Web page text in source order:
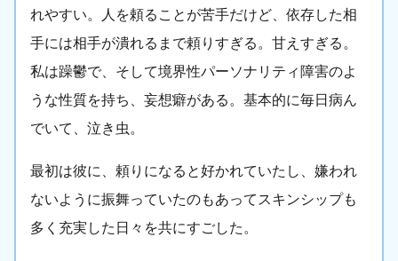
れやすい。人を頼ることが苦手だけど、依存した相
手には相手が潰れるまで頼りすぎる。甘えすぎる。
私は躁鬱で、そして境界性パーソナリティ障害のよ
うな性質を持ち、妄想癖がある。基本的に毎日病ん
でいて、泣き虫。
最初は彼に、頼りになると好かれていたし、嫌われ
ないように振舞っていたのもあってスキンシップも
多く充実した日々を共にすごした。